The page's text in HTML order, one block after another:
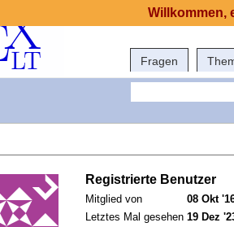
Fragen
Registrierte Benutzer
Mitglied von
08 Okt
Letztes Mal gesehen 19 Dez
Willkommen,